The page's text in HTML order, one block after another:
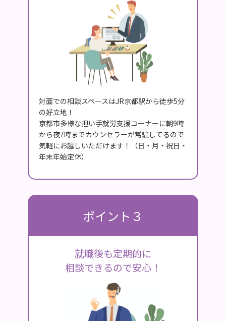
対面での相談スペースはJR京都駅から徒歩5分
の好立地！
京都市多様な担い手就労支援コーナーに朝9時
から夜7時までカウンセラーが常駐してるので
気軽にお越しいただけます！（日・月・祝日・
年末年始定休）
ポイント３
就職後も定期的に
相談できるので安心！